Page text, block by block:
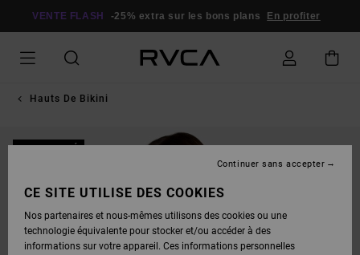
VENTE FLASH -25% extra sur les bons plans En profiter
Hauts De Bikini
CE SITE UTILISE DES COOKIES
Nos partenaires et nous-mêmes utilisons des cookies ou une
technologie équivalente pour stocker et/ou accéder à des
informations sur votre appareil. Ces informations personnelles
Continuer sans accepter